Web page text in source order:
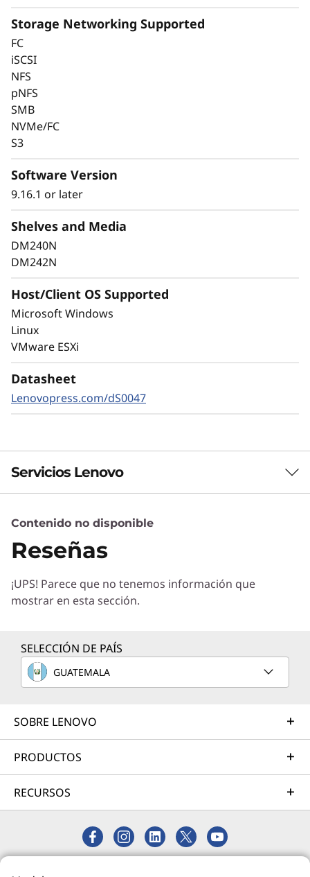
disponibles y seguros
del mercado
clave para cualquier organización. Proteja sus
valiosos datos contra el ransomware y otras
ciberamenazas externas o internas para
disrupciones y recuperarse rápidamente en
El cifrado siempre activado y la detección
modelos de aprendizaje automático protegen
sus datos sensibles localmente y en la nube.
Storage Networking Supported
FC
iSCSI
NFS
pNFS
SMB
NVMe/FC
S3
Software Version
9.16.1 or later
Shelves and Media
DM240N
DM242N
Host/Client OS Supported
Microsoft Windows
Linux
VMware ESXi
Datasheet
Lenovopress.com/dS0047
Servicios Lenovo
Servicios de Soluciones
Diseñe la mejor estrategia para su empresa.
correcta para sus exclusivas necesidades
empresariales.
Servicios de Implementación
ayudaremos a simplificar la implementación de nuevas
Más información
Servicios de Asistencia
Proteja su inversión en TI. Nuestros expertos están
Contenido no disponible
Reseñas
¡UPS! Parece que no tenemos información que
mostrar en esta sección.
SELECCIÓN DE PAÍS
GUATEMALA
SOBRE LENOVO
PRODUCTOS
RECURSOS